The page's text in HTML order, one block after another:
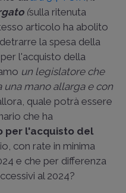
(sulla ritenuta
articolo ha abolito
la spesa della
l'acquisto della
un legislatore che
mano allarga e con
quale potrà essere
che ha
per l'acquisto del
con rate in minima
e che per differenza
al 2024?